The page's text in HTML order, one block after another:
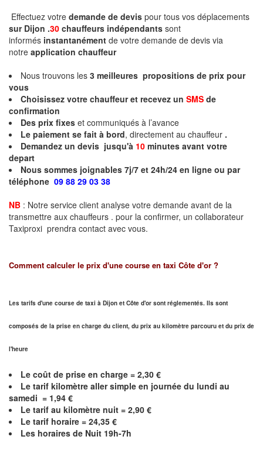
Effectuez votre demande de devis pour tous vos déplacements
sur Dijon .30 chauffeurs indépendants sont
informés instantanément de votre demande de devis via
notre application chauffeur
Nous trouvons les 3 meilleures propositions de prix pour
vous
Choisissez votre chauffeur et recevez un SMS de
confirmation
Des prix fixes et communiqués à l’avance
Le paiement se fait à bord, directement au chauffeur .
Demandez un devis jusqu'à 10 minutes avant votre
depart
Nous sommes joignables 7j/7 et 24h/24 en ligne ou par
téléphone 09 88 29 03 38
NB : Notre service client analyse votre demande avant de la
transmettre aux chauffeurs . pour la confirmer, un collaborateur
Taxiproxi prendra contact avec vous.
Comment calculer le prix d'une course en taxi Côte d'or ?
Les tarifs d'une course de taxi à Dijon et Côte d'or sont réglementés. Ils sont
composés de la prise en charge du client, du prix au kilomètre parcouru et du prix de
l'heure
Le coût de prise en charge = 2,30 €
Le tarif kilomètre aller simple en journée du lundi au
samedi = 1,94 €
Le tarif au kilomètre nuit = 2,90 €
Le tarif horaire = 24,35 €
Les horaires de Nuit 19h-7h